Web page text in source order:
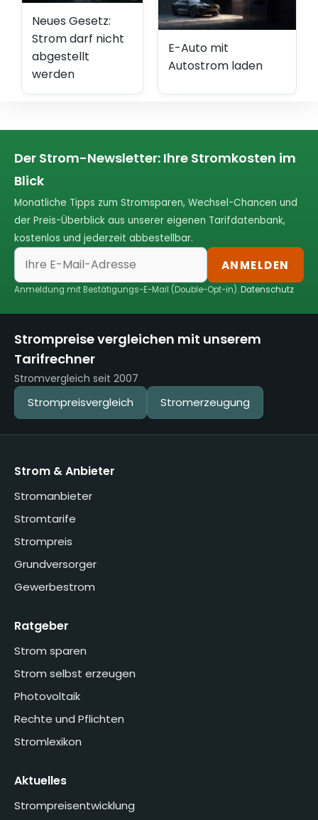
Neues Gesetz:
Strom darf nicht
abgestellt
werden
E-Auto mit
Autostrom laden
Der Strom-Newsletter: Ihre Stromkosten im
Blick
Monatliche Tipps zum Stromsparen, Wechsel-Chancen und
der Preis-Überblick aus unserer eigenen Tarifdatenbank,
kostenlos und jederzeit abbestellbar.
ANMELDEN
Anmeldung mit Bestätigungs-E-Mail (Double-Opt-in).Datenschutz
Strompreise vergleichen mit unserem
Tarifrechner
Stromvergleich seit 2007
Strompreisvergleich Stromerzeugung
Strom & Anbieter
Stromanbieter
Stromtarife
Strompreis
Grundversorger
Gewerbestrom
Ratgeber
Strom sparen
Strom selbst erzeugen
Photovoltaik
Rechte und Pflichten
Stromlexikon
Aktuelles
Strompreisentwicklung